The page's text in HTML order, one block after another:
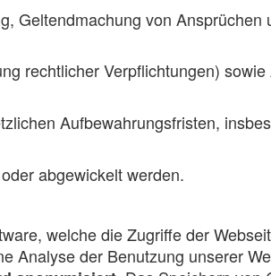
Geltendmachung von Ansprüchen
rechtlicher Verpflichtungen)
Aufbewahrungsfristen,
abgewickelt werden.
welche die Zugriffe der
Analyse der Benutzung unserer